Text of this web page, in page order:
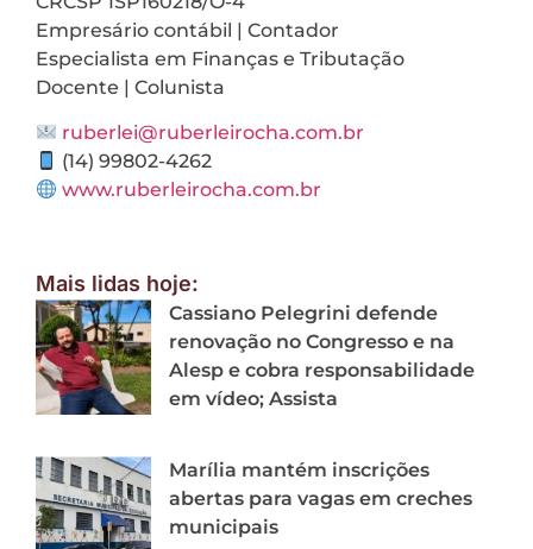
Empresário contábil | Contador
Especialista em Finanças e Tributação
Docente | Colunista
ruberlei@ruberleirocha.com.br
(14) 99802-4262
www.ruberleirocha.com.br
Mais lidas hoje:
Cassiano Pelegrini defende
renovação no Congresso e na
Alesp e cobra responsabilidade
em vídeo; Assista
Marília mantém inscrições
abertas para vagas em creches
municipais